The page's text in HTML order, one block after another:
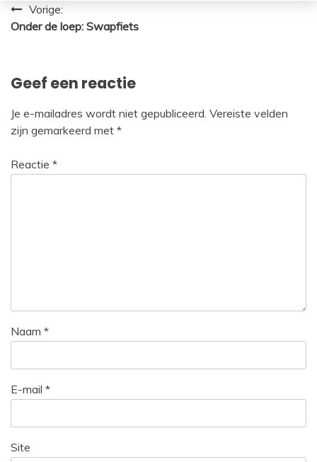
Bericht
navigatie
Vorige:
Onder de loep: Swapfiets
Geef een reactie
Je e-mailadres wordt niet gepubliceerd. Vereiste velden
zijn gemarkeerd met *
Reactie *
Naam *
E-mail *
Site